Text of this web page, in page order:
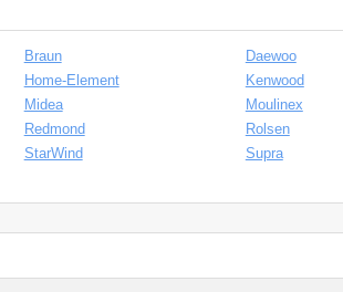
Braun
Daewoo
Home-Element
Kenwood
Midea
Moulinex
Redmond
Rolsen
StarWind Supra